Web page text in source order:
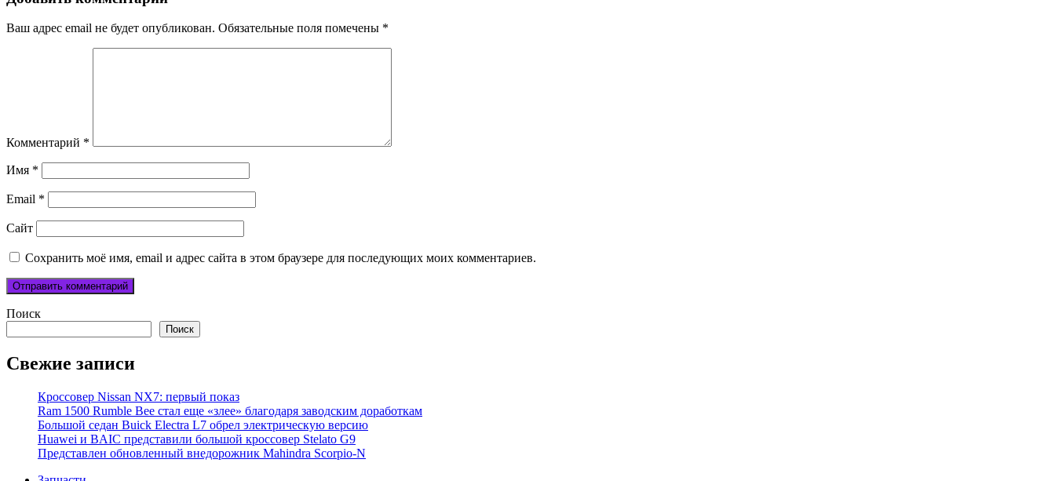
Ваш адрес email не будет опубликован. Обязательные поля помечены *
Комментарий *
Имя *
Email *
Сайт
Сохранить моё имя, email и адрес сайта в этом браузере для последующих моих комментариев.
Поиск
Поиск
Свежие записи
Кроссовер Nissan NX7: первый показ
Ram 1500 Rumble Bee стал еще «злее» благодаря заводским доработкам
Большой седан Buick Electra L7 обрел электрическую версию
Huawei и BAIC представили большой кроссовер Stelato G9
Представлен обновленный внедорожник Mahindra Scorpio-N